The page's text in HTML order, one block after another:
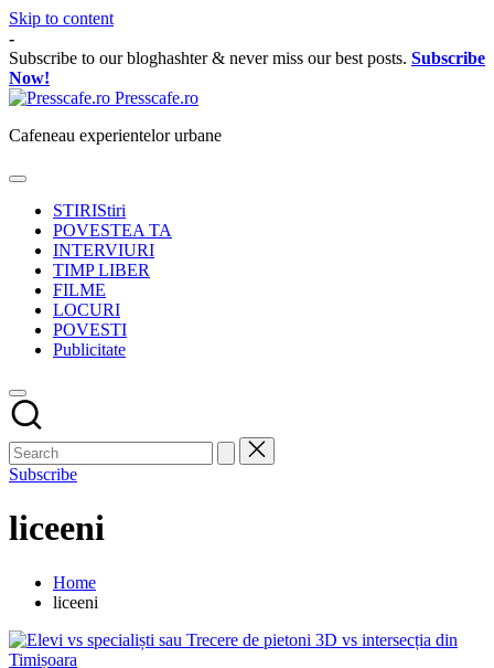
Skip to content
-
Subscribe to our bloghashter & never miss our best posts. Subscribe
Now!
Presscafe.ro
Cafeneau experientelor urbane
STIRIStiri
POVESTEA TA
INTERVIURI
TIMP LIBER
FILME
LOCURI
POVESTI
Publicitate
Subscribe
liceeni
Home
liceeni